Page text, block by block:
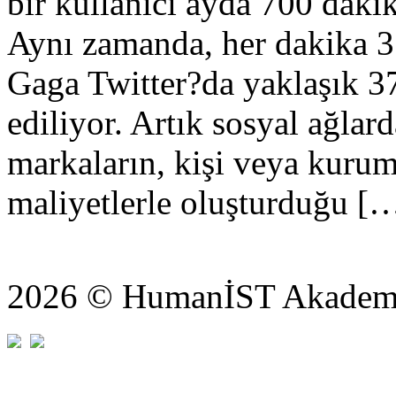
Aynı zamanda, her
Gaga Twitter?da yaklaşık
ediliyor. Artık sosyal
markaların, kişi veya
maliyetlerle oluşturduğu
2026 © HumanİST